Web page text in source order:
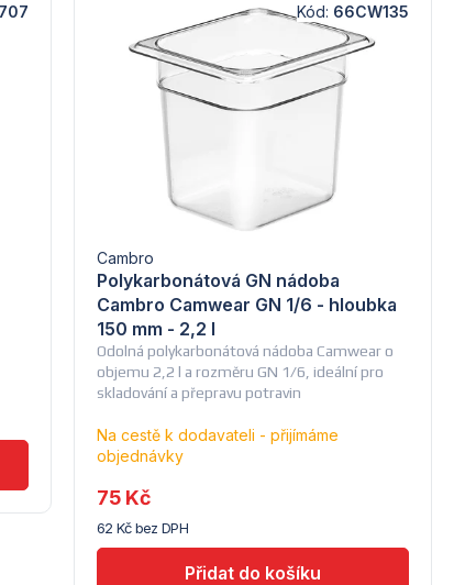
Odolná polykarbonátová nádoba Camwear o
objemu 2,2 l a rozměru GN 1/6, ideální pro
skladování a přepravu potravin
Polykarbonátová GN nádoba
Cambro Camwear GN 1/6 - hloubka
150 mm - 2,2 l
Cambro
Na cestě k dodavateli - přijímáme
objednávky
62 Kč bez DPH
75 Kč
Kód: 66CW135